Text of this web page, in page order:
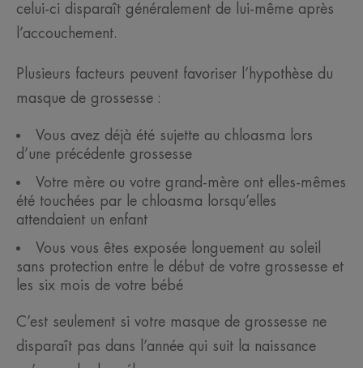
celui-ci disparaît généralement de lui-même après
l’accouchement.
Plusieurs facteurs peuvent favoriser l’hypothèse du
masque de grossesse :
Vous avez déjà été sujette au chloasma lors
d’une précédente grossesse
Votre mère ou votre grand-mère ont elles-mêmes
été touchées par le chloasma lorsqu’elles
attendaient un enfant
Vous vous êtes exposée longuement au soleil
sans protection entre le début de votre grossesse et
les six mois de votre bébé
C’est seulement si votre masque de grossesse ne
disparaît pas dans l’année qui suit la naissance